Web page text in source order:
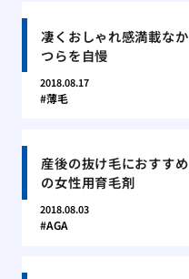
凄くおしゃれ感満載なか
つらを自慢
2018.08.17
薄毛
産後の抜け毛におすすめ
の女性用育毛剤
2018.08.03
AGA